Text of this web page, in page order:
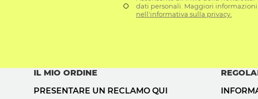
dati personali. Maggiori informazioni
nell'informativa sulla privacy.
IL MIO ORDINE
PRESENTARE UN RECLAMO QUI